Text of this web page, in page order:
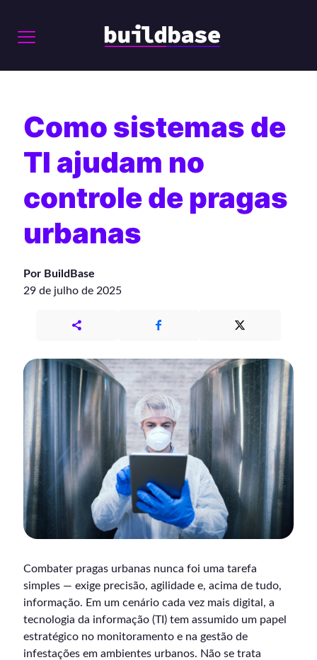
Como sistemas de
TI ajudam no
controle de pragas
urbanas
Por BuildBase
29 de julho de 2025
Combater pragas urbanas nunca foi uma tarefa
simples — exige precisão, agilidade e, acima de tudo,
informação. Em um cenário cada vez mais digital, a
tecnologia da informação (TI) tem assumido um papel
estratégico no monitoramento e na gestão de
infestações em ambientes urbanos. Não se trata